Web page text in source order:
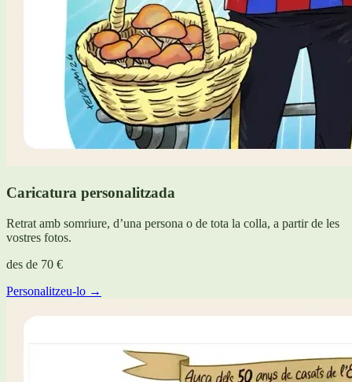
Caricatura personalitzada
Retrat amb somriure, d’una persona o de tota la colla, a partir de les
vostres fotos.
des de 70 €
Personalitzeu-lo →